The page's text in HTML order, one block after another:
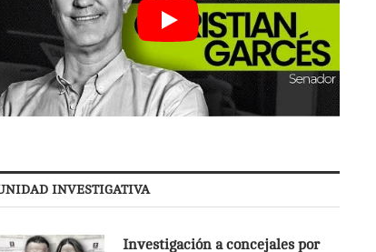
INVESTIGATIVA
Investigación a concejales por